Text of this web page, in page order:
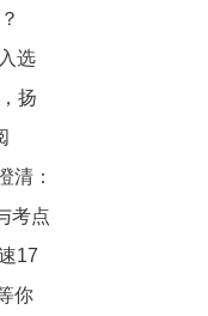
选
扬
清：
的任
考点
17
你